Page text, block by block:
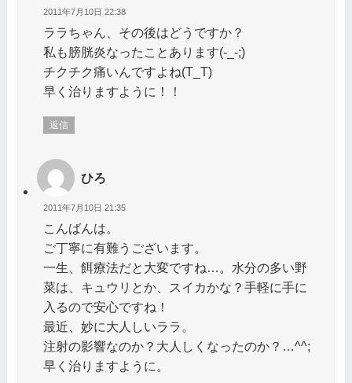
2011年7月10日 22:38
ララちゃん、その後はどうですか？
私も膀胱炎なったことあります(-_-;)
チクチク痛いんですよね(T_T)
早く治りますように！！
返信
ひろ
2011年7月10日 21:35
こんばんは。
ご丁寧に有難うございます。
一生、餌療法だと大変ですね…。水分の多い野
菜は、キュウリとか、スイカかな？手軽に手に
入るので安心ですね！
最近、妙に大人しいララ。
注射の影響なのか？大人しくなったのか？…^^;
早く治りますように。